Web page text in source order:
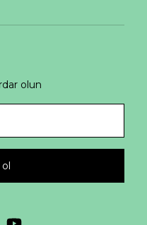
olun